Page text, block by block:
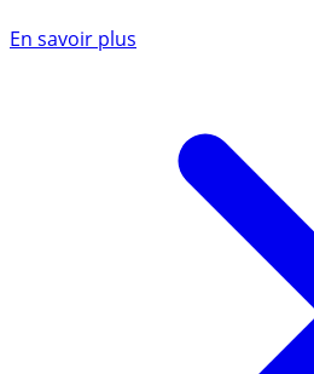
En savoir plus